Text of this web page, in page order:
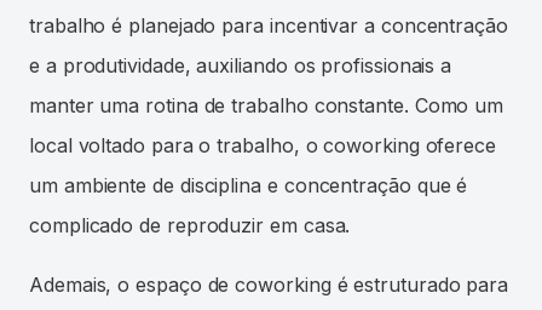
trabalho é planejado para incentivar a concentração
e a produtividade, auxiliando os profissionais a
manter uma rotina de trabalho constante. Como um
local voltado para o trabalho, o coworking oferece
um ambiente de disciplina e concentração que é
complicado de reproduzir em casa.
Ademais, o espaço de coworking é estruturado para